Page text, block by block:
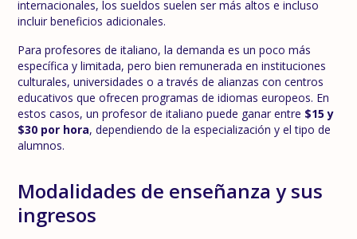
internacionales, los sueldos suelen ser más altos e incluso
incluir beneficios adicionales.
Para profesores de italiano, la demanda es un poco más
específica y limitada, pero bien remunerada en instituciones
culturales, universidades o a través de alianzas con centros
educativos que ofrecen programas de idiomas europeos. En
estos casos, un profesor de italiano puede ganar entre $15 y
$30 por hora, dependiendo de la especialización y el tipo de
alumnos.
Modalidades de enseñanza y sus
ingresos